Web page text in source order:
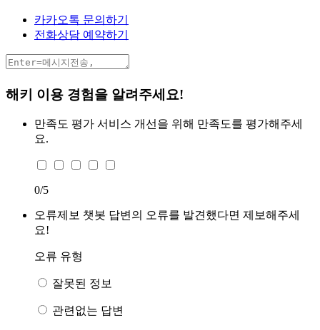
카카오톡 문의하기
전화상담 예약하기
해키 이용 경험을 알려주세요!
만족도 평가 서비스 개선을 위해 만족도를 평가해주세
요.
0/5
오류제보 챗봇 답변의 오류를 발견했다면 제보해주세
요!
오류 유형
잘못된 정보
관련없는 답변